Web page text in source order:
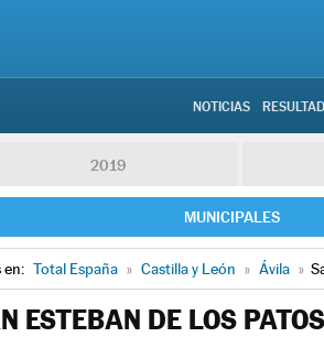
NOTICIAS
2019
MUNICIPALES
en: Total España » Castilla y León » Ávila »
ESTEBAN DE LOS PATOS